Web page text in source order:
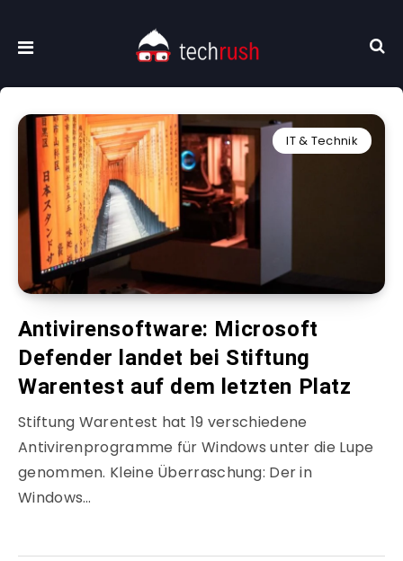
IT & Technik
Antivirensoftware: Microsoft
Defender landet bei Stiftung
Warentest auf dem letzten Platz
Stiftung Warentest hat 19 verschiedene
Antivirenprogramme für Windows unter die Lupe
genommen. Kleine Überraschung: Der in
Windows…